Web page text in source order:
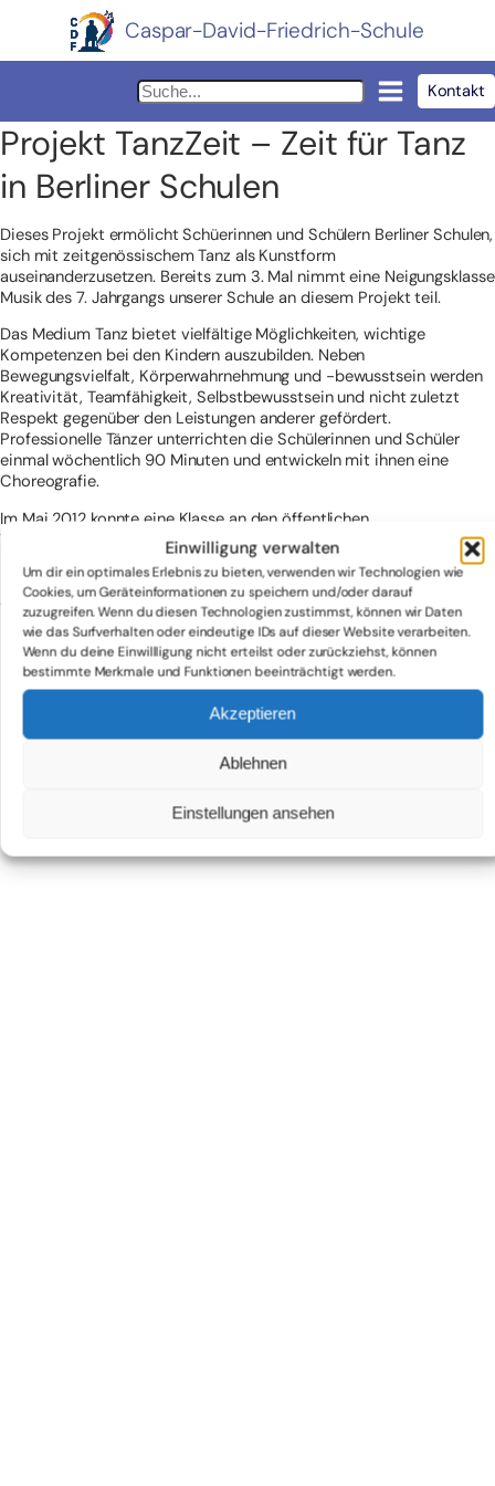
Einwilligung verwalten
Um dir ein optimales Erlebnis zu bieten, verwenden wir Technologien wie
Cookies, um Geräteinformationen zu speichern und/oder darauf
zuzugreifen. Wenn du diesen Technologien zustimmst, können wir Daten
wie das Surfverhalten oder eindeutige IDs auf dieser Website verarbeiten.
Wenn du deine Einwillligung nicht erteilst oder zurückziehst, können
bestimmte Merkmale und Funktionen beeinträchtigt werden.
Akzeptieren
Ablehnen
Einstellungen ansehen
Caspar-David-Friedrich-Schule
Kontakt
Projekt TanzZeit – Zeit für Tanz
in Berliner Schulen
Dieses Projekt ermölicht Schüerinnen und Schülern Berliner Schulen,
sich mit zeitgenössischem Tanz als Kunstform
auseinanderzusetzen. Bereits zum 3. Mal nimmt eine Neigungsklasse
Musik des 7. Jahrgangs unserer Schule an diesem Projekt teil.
Das Medium Tanz bietet vielfältige Möglichkeiten, wichtige
Kompetenzen bei den Kindern auszubilden. Neben
Bewegungsvielfalt, Körperwahrnehmung und -bewusstsein werden
Kreativität, Teamfähigkeit, Selbstbewusstsein und nicht zuletzt
Respekt gegenüber den Leistungen anderer gefördert.
Professionelle Tänzer unterrichten die Schülerinnen und Schüler
einmal wöchentlich 90 Minuten und entwickeln mit ihnen eine
Choreografie.
Im Mai 2012 konnte eine Klasse an den öffentlichen
Werkstattpräsentationen von TanzZeit im Radialsystem teilnehmen.
Einer anderen Klasse wurde durch diese Arbeit das Projekt
Education MUSIC-Tanz Carmen mit den Berliner Philharmonikern
ermöglicht.